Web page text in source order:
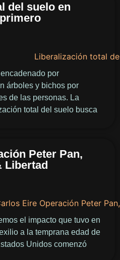
del suelo en
por
árboles y bichos por
de las personas. La
total del suelo busca
Peter Pan,
Libertad
el impacto que tuvo en
a la temprana edad de
Unidos comenzó